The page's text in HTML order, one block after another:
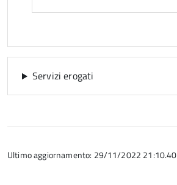
Servizi erogati
Ultimo aggiornamento: 29/11/2022 21:10.40